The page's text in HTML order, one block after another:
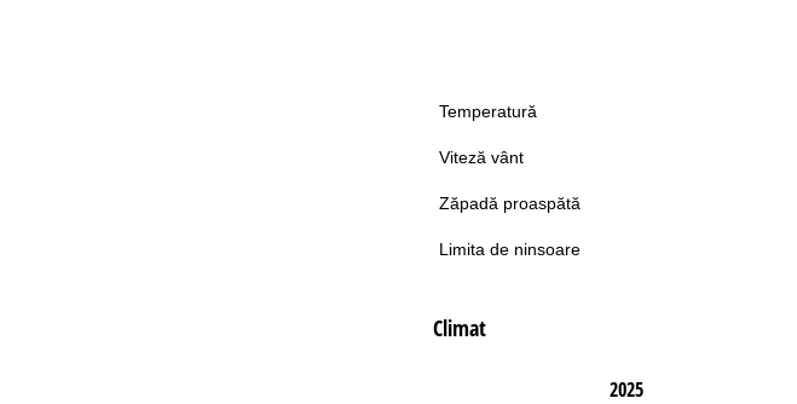
Temperatură
Viteză vânt
Zăpadă proaspătă
Limita de ninsoare
Climat
2025